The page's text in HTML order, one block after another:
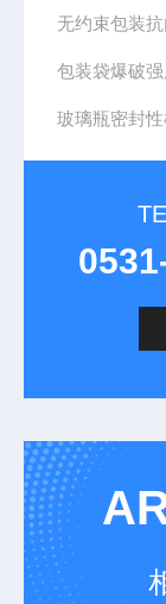
无约束包装
包装袋爆破
玻璃瓶密封